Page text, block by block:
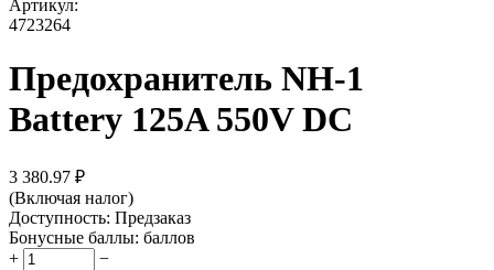
Артикул:
4723264
Предохранитель NH-1
Battery 125A 550V DC
3 380.97 ₽
(Включая налог)
Доступность: Предзаказ
Бонусные баллы: баллов
+
−